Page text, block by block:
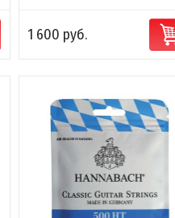
1 600 руб.